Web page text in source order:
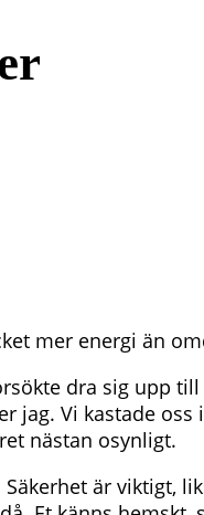
mer energi än
dra sig upp
jag. Vi kastade
nästan osynligt.
Säkerhet är viktigt,